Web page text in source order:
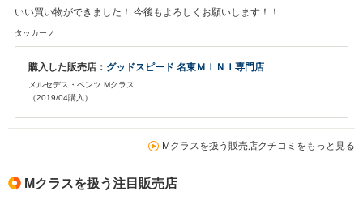
いい買い物ができました！ 今後もよろしくお願いします！！
タッカーノ
購入した販売店： グッドスピード 名東ＭＩＮＩ専門店
メルセデス・ベンツ Mクラス
（2019/04購入）
Mクラスを扱う販売店クチコミをもっと見る
Mクラスを扱う注目販売店